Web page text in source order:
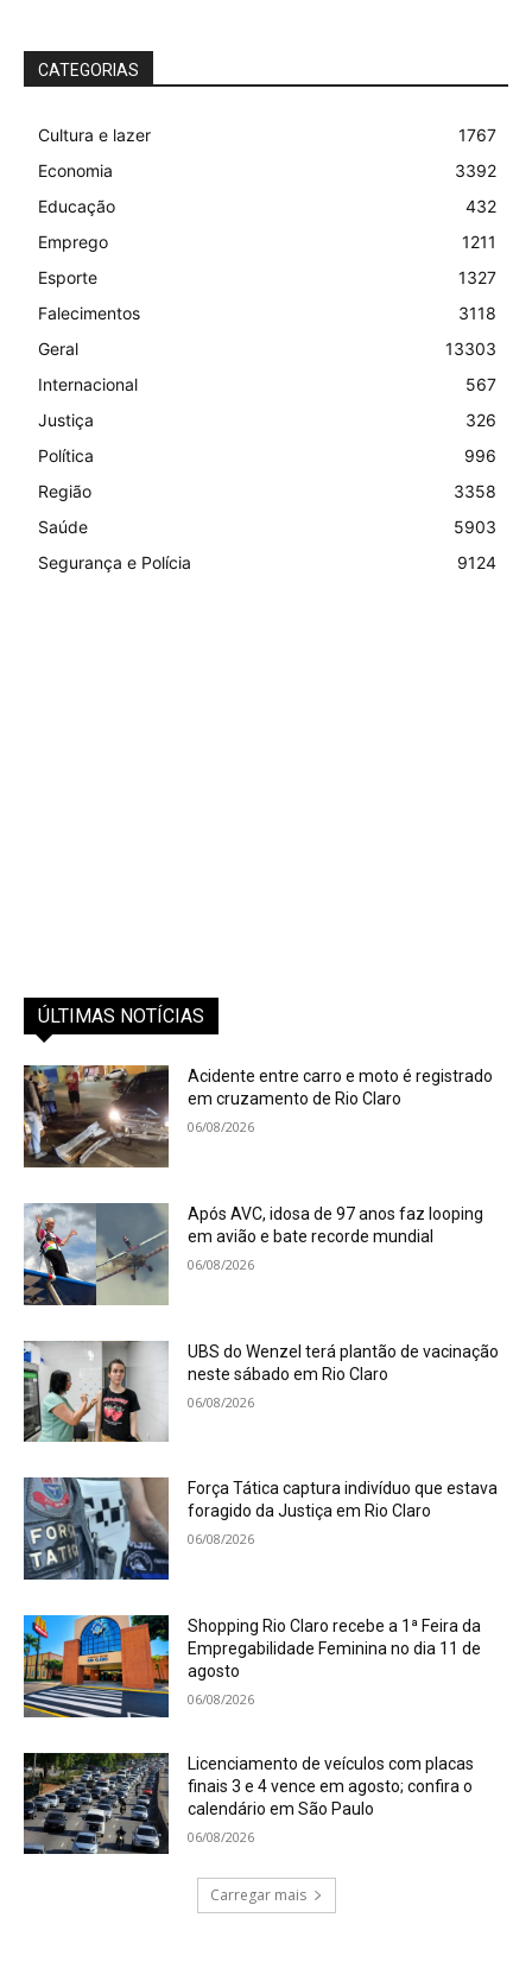
CATEGORIAS
Cultura e lazer
1767
Economia
3392
Educação
432
Emprego
1211
Esporte
1327
Falecimentos
3118
Geral
13303
Internacional
567
Justiça
326
Política
996
Região
3358
Saúde
5903
Segurança e Polícia
9124
ÚLTIMAS NOTÍCIAS
Acidente entre carro e moto é registrado
em cruzamento de Rio Claro
06/08/2026
Após AVC, idosa de 97 anos faz looping
em avião e bate recorde mundial
06/08/2026
UBS do Wenzel terá plantão de vacinação
neste sábado em Rio Claro
06/08/2026
Força Tática captura indivíduo que estava
foragido da Justiça em Rio Claro
06/08/2026
Shopping Rio Claro recebe a 1ª Feira da
Empregabilidade Feminina no dia 11 de
agosto
06/08/2026
Licenciamento de veículos com placas
finais 3 e 4 vence em agosto; confira o
calendário em São Paulo
06/08/2026
Carregar mais